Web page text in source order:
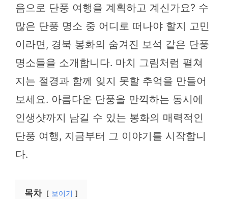
음으로 단풍 여행을 계획하고 계신가요? 수
많은 단풍 명소 중 어디로 떠나야 할지 고민
이라면, 경북 봉화의 숨겨진 보석 같은 단풍
명소들을 소개합니다. 마치 그림처럼 펼쳐
지는 절경과 함께 잊지 못할 추억을 만들어
보세요. 아름다운 단풍을 만끽하는 동시에
인생샷까지 남길 수 있는 봉화의 매력적인
단풍 여행, 지금부터 그 이야기를 시작합니
다.
목차 보이기